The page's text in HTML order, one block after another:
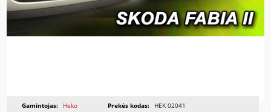
Gamintojas: Heko Prekės kodas: HEK 02041